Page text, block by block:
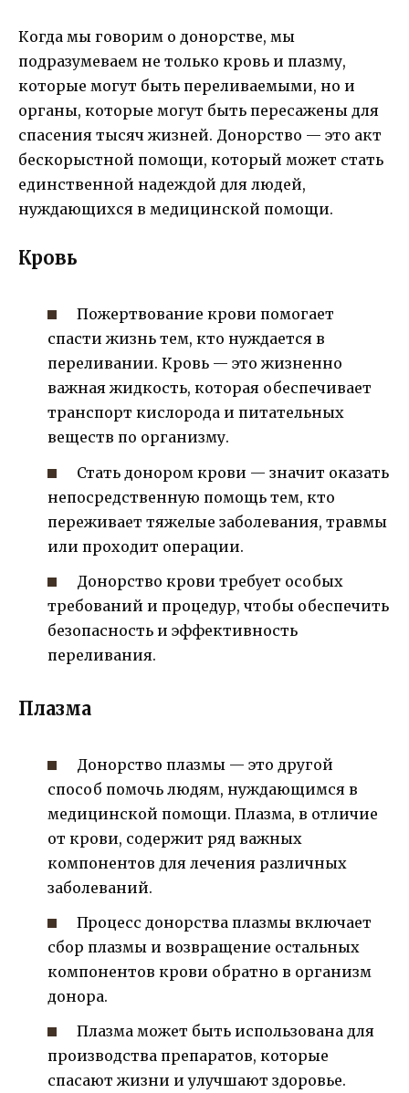
Когда мы говорим о донорстве, мы
подразумеваем не только кровь и плазму,
которые могут быть переливаемыми, но и
органы, которые могут быть пересажены для
спасения тысяч жизней. Донорство — это акт
бескорыстной помощи, который может стать
единственной надеждой для людей,
нуждающихся в медицинской помощи.
Кровь
Пожертвование крови помогает
спасти жизнь тем, кто нуждается в
переливании. Кровь — это жизненно
важная жидкость, которая обеспечивает
транспорт кислорода и питательных
веществ по организму.
Стать донором крови — значит оказать
непосредственную помощь тем, кто
переживает тяжелые заболевания, травмы
или проходит операции.
Донорство крови требует особых
требований и процедур, чтобы обеспечить
безопасность и эффективность
переливания.
Плазма
Донорство плазмы — это другой
способ помочь людям, нуждающимся в
медицинской помощи. Плазма, в отличие
от крови, содержит ряд важных
компонентов для лечения различных
заболеваний.
Процесс донорства плазмы включает
сбор плазмы и возвращение остальных
компонентов крови обратно в организм
донора.
Плазма может быть использована для
производства препаратов, которые
спасают жизни и улучшают здоровье.